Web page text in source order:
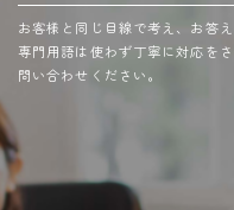
お客様と同じ目線で考え、お答え
専門用語は使わず丁寧に対応を
問い合わせください。